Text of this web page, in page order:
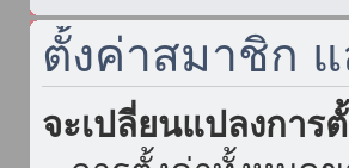
ตั้งค่าสมาชิก
จะเปลี่ยนแปลงการ